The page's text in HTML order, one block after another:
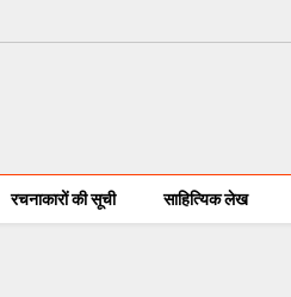
रचनाकारों की सूची साहित्यिक लेख